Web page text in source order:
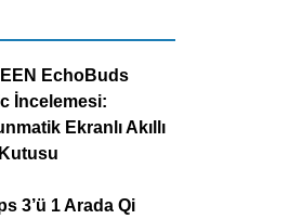
EchoBuds
İncelemesi:
Ekranlı Akıllı
3’ü 1 Arada Qi